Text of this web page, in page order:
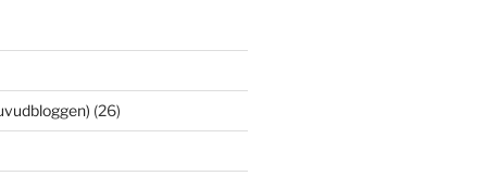
(26)